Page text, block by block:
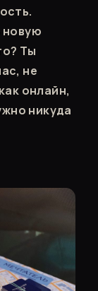
новую
Ты
не
онлайн,
никуда